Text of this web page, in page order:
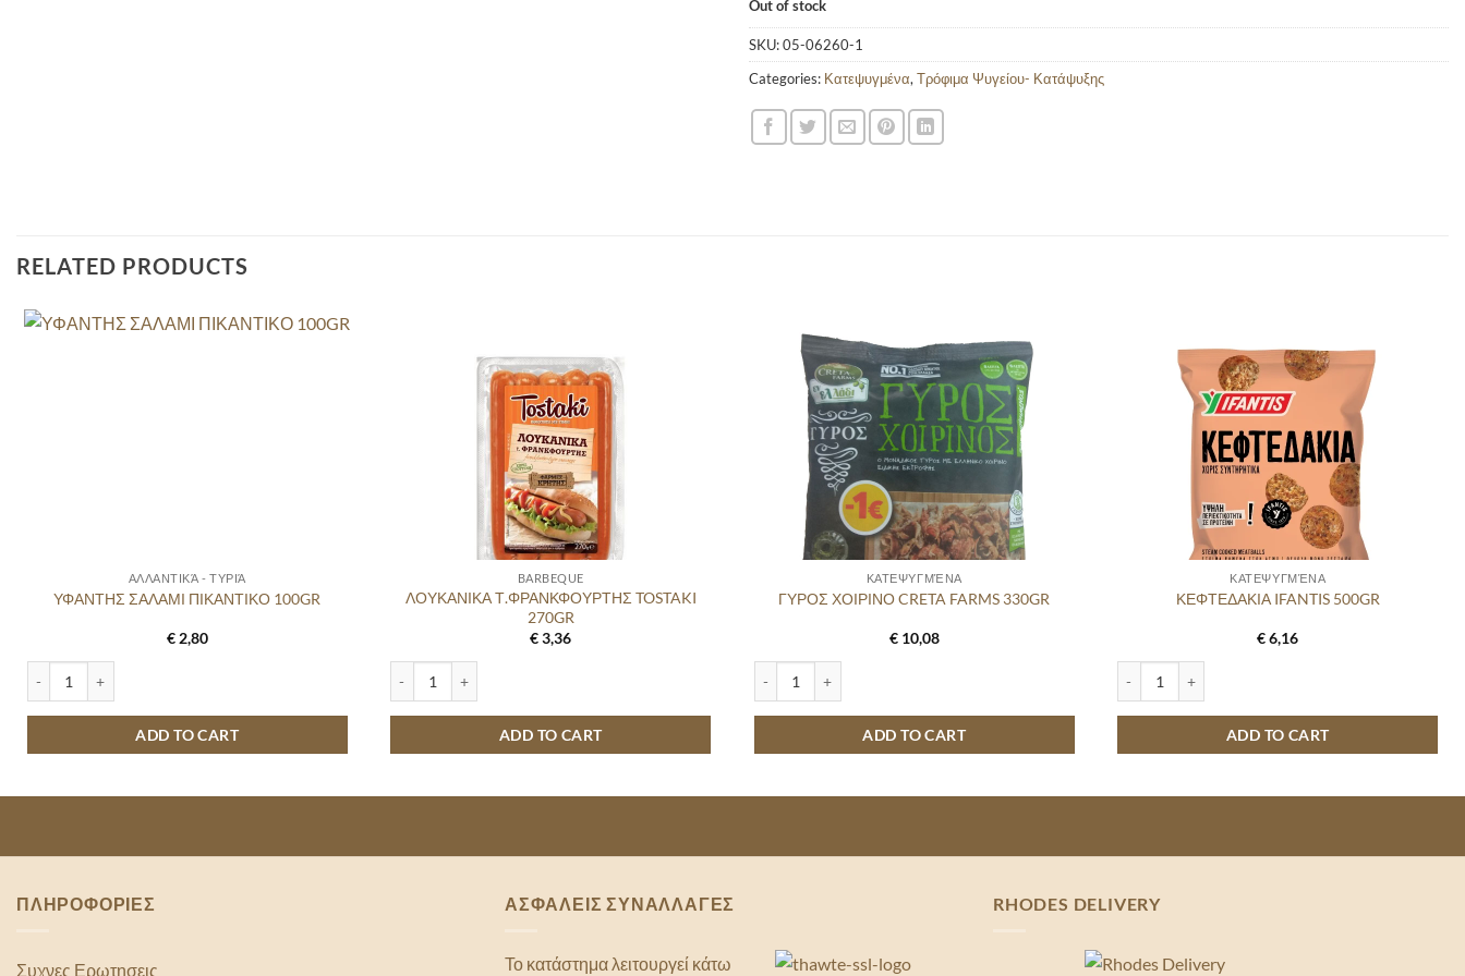
Out of stock
SKU:05-06260-1
Categories: Κατεψυγμένα,Τρόφιμα Ψυγείου- Κατάψυξης
RELATED PRODUCTS
ΑΛΛΑΝΤΙΚΆ - ΤΥΡΙΆ
ΥΦΑΝΤΗΣ ΣΑΛΑΜΙ ΠΙΚΑΝΤΙΚΟ 100GR
€2,80
ADD TO CART
BARBEQUE
ΛΟΥΚΑΝΙΚΑ Τ.ΦΡΑΝΚΦΟΥΡΤΗΣ TOSTAKI
270GR
€3,36
ADD TO CART
ΚΑΤΕΨΥΓΜΈΝΑ
ΓΥΡΟΣ ΧΟΙΡΙΝΟ CRETA FARMS 330GR
€10,08
ADD TO CART
ΚΑΤΕΨΥΓΜΈΝΑ
ΚΕΦΤΕΔΑΚΙΑ IFANTIS 500GR
€6,16
ADD TO CART
ΠΛΗΡΟΦΟΡΙΕΣ
Συχνες Ερωτησεις
ΑΣΦΑΛΕΙΣ ΣΥΝΑΛΛΑΓΕΣ
Το κατάστημα λειτουργεί κάτω
RHODES DELIVERY